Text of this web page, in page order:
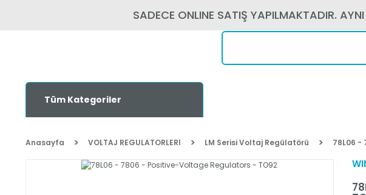
SADECE ONLINE SATIŞ YAPILMAKTADIR.
Tüm Kategoriler
Anasayfa VOLTAJ REGULATORLERI LM Serisi Voltaj Regülatörü 78L06 -